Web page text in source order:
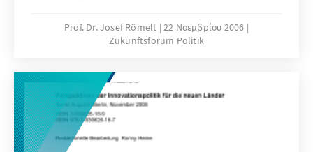
Daseins trägt. Hier liegt nach dem Verständnis
der theologischen Ethik die eigentliche große
Diskussion um Sterbebegleitung und
Sterbehilfe.
Prof. Dr. Josef Römelt 22 Νοεμβρίου 2006
Zukunftsforum Politik